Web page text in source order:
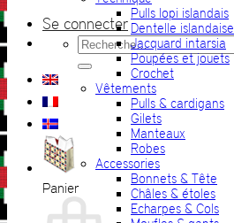
Se connecter
Recherche
pour :
Panier
Pulls lopi islandais
Dentelle islandaise
Jacquard intarsia
Poupées et jouets
Crochet
Vêtements
Pulls & cardigans
Gilets
Manteaux
Robes
Accessories
Bonnets & Tête
Châles & étoles
Echarpes & Cols